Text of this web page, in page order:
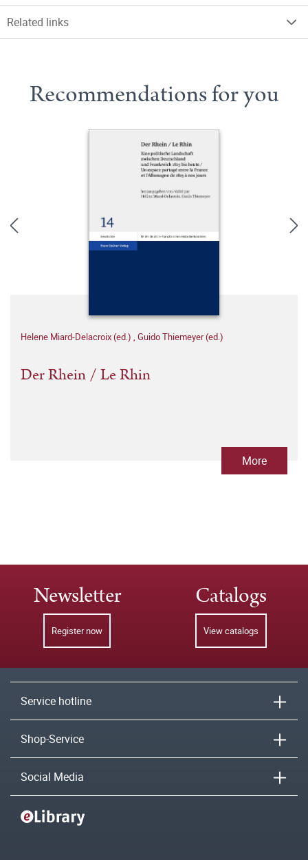
Related links
Recommendations for you
Helene Miard-Delacroix (ed.) , Guido Thiemeyer (ed.)
Der Rhein / Le Rhin
More
Newsletter
Register now
Catalogs
View catalogs
Service hotline
Shop-Service
Social Media